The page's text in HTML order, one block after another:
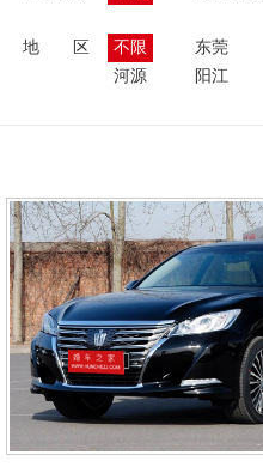
地 区 不限 东莞
河源
阳江